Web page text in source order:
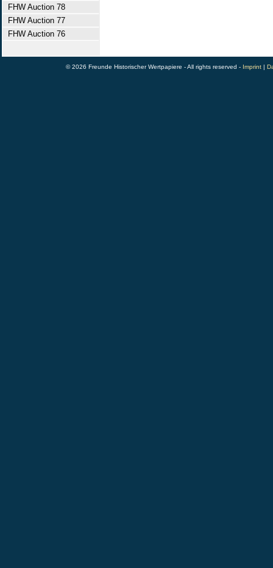
FHW Auction 78
FHW Auction 77
FHW Auction 76
© 2026 Freunde Historischer Wertpapiere - All rights reserved - Imprint |